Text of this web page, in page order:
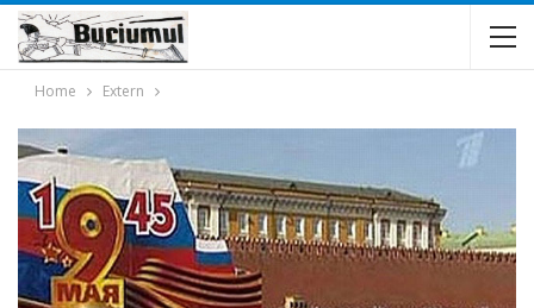
Home Extern